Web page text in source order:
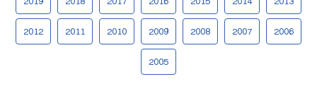
2012 2011 2010 2009 2008 2007 2006
2005